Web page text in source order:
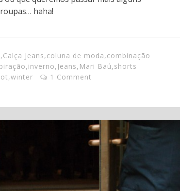
haha!
,Calça Jeans,coluna de moda,combinação
,inverno, Jeans, Mari Baú,shorts
,winter 1 Comment